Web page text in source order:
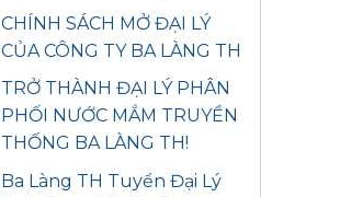
CHÍNH SÁCH MỞ ĐẠI LÝ
CỦA CÔNG TY BA LÀNG TH
TRỞ THÀNH ĐẠI LÝ PHÂN
PHỐI NƯỚC MẮM TRUYỀN
THỐNG BA LÀNG TH!
Ba Làng TH Tuyển Đại Lý